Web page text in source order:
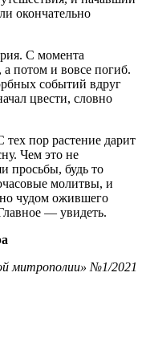
окончательно
С момента
потом и вовсе погиб.
событий вдруг
цвести, словно
пор растение дарит
Чем это не
просьбы, будь то
молитвы, и
чудом ожившего
— увидеть.
митрополии» №1/2021